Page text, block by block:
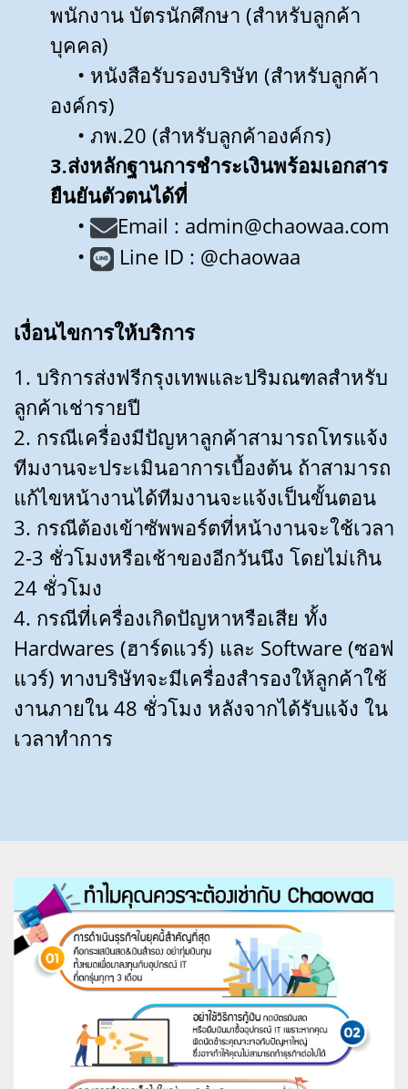
พนักงาน บัตรนักศึกษา (สำหรับลูกค้า
บุคคล)
• หนังสือรับรองบริษัท (สำหรับลูกค้า
องค์กร)
• ภพ.20 (สำหรับลูกค้าองค์กร)
3.ส่งหลักฐานการชำระเงินพร้อมเอกสาร
ยืนยันตัวตนได้ที่
•
Email : admin@chaowaa.com
•
Line ID : @chaowaa
เงื่อนไขการให้บริการ
1. บริการส่งฟรีกรุงเทพและปริมณฑลสำหรับ
ลูกค้าเช่ารายปี
2. กรณีเครื่องมีปัญหาลูกค้าสามารถโทรแจ้ง
ทีมงานจะประเมินอาการเบื้องต้น ถ้าสามารถ
แก้ไขหน้างานได้ทีมงานจะแจ้งเป็นขั้นตอน
3. กรณีต้องเข้าซัพพอร์ตที่หน้างานจะใช้เวลา
2-3 ชั่วโมงหรือเช้าของอีกวันนึง โดยไม่เกิน
24 ชั่วโมง
4. กรณีที่เครื่องเกิดปัญหาหรือเสีย ทั้ง
Hardwares (ฮาร์ดแวร์) และ Software (ซอฟ
แวร์) ทางบริษัทจะมีเครื่องสำรองให้ลูกค้าใช้
งานภายใน 48 ชั่วโมง หลังจากได้รับแจ้ง ใน
เวลาทำการ